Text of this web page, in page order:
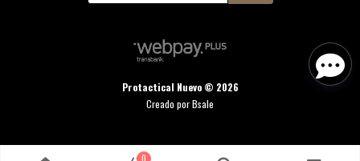
Protactical Nuevo © 2026
Creado porBsale